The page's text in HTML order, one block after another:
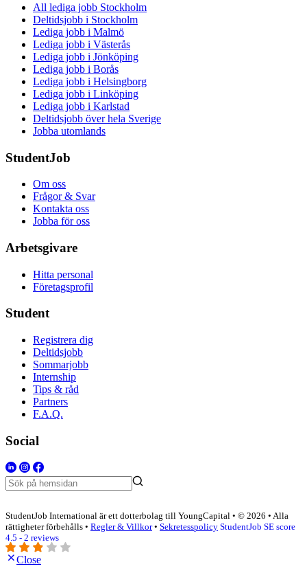
All lediga jobb Stockholm
Deltidsjobb i Stockholm
Lediga jobb i Malmö
Lediga jobb i Västerås
Lediga jobb i Jönköping
Lediga jobb i Borås
Lediga jobb i Helsingborg
Lediga jobb i Linköping
Lediga jobb i Karlstad
Deltidsjobb över hela Sverige
Jobba utomlands
StudentJob
Om oss
Frågor & Svar
Kontakta oss
Jobba för oss
Arbetsgivare
Hitta personal
Företagsprofil
Student
Registrera dig
Deltidsjobb
Sommarjobb
Internship
Tips & råd
Partners
F.A.Q.
Social
StudentJob International är ett dotterbolag till YoungCapital • © 2026 • Alla
rättigheter förbehålls • Regler & Villkor• Sekretesspolicy StudentJob SE score
4.5 - 2 reviews
Close